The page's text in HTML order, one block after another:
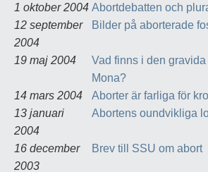
1 oktober 2004 Abortdebatten och
12 september
2004
Bilder på aborterade
19 maj 2004
Vad finns i den
Mona?
14 mars 2004
Aborter är farliga för
13 januari
2004
Abortens oundvikliga
16 december
2003
Brev till SSU om abort